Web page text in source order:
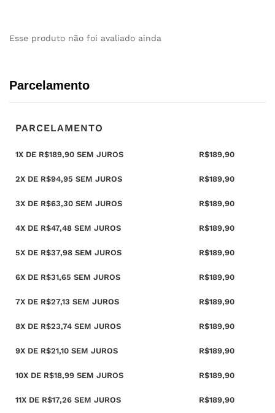
Esse produto não foi avaliado ainda
Parcelamento
PARCELAMENTO
1X DE R$189,90 SEM JUROS R$189,90
2X DE R$94,95 SEM JUROS R$189,90
3X DE R$63,30 SEM JUROS R$189,90
4X DE R$47,48 SEM JUROS R$189,90
5X DE R$37,98 SEM JUROS R$189,90
6X DE R$31,65 SEM JUROS R$189,90
7X DE R$27,13 SEM JUROS R$189,90
8X DE R$23,74 SEM JUROS R$189,90
9X DE R$21,10 SEM JUROS R$189,90
10X DE R$18,99 SEM JUROS R$189,90
11X DE R$17,26 SEM JUROS R$189,90